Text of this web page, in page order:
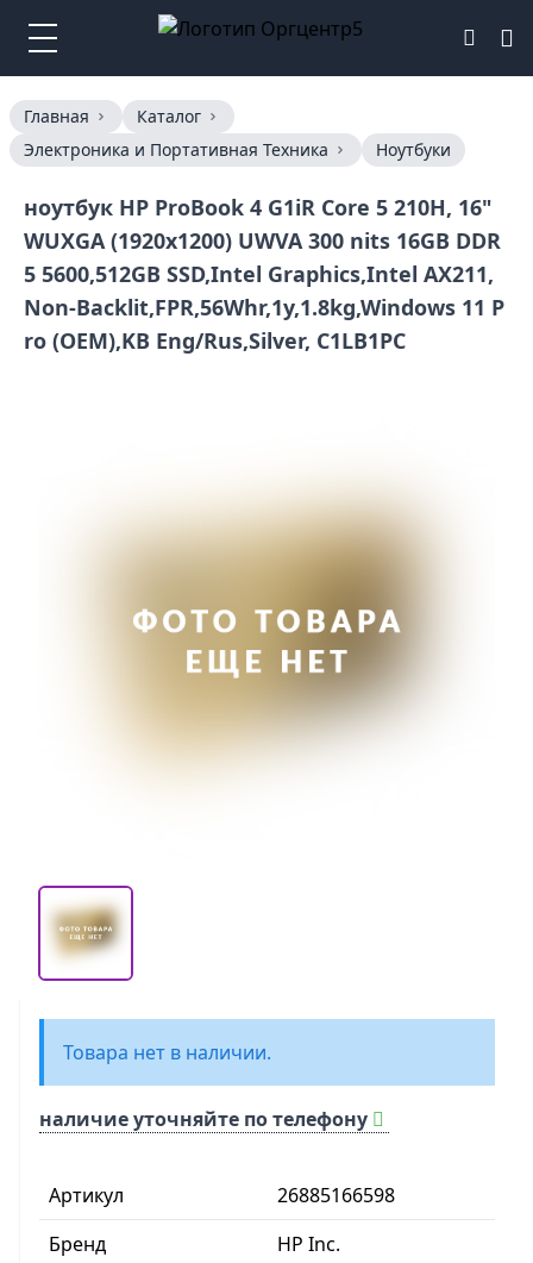
Главная
Каталог
Электроника и Портативная Техника
Ноутбуки
ноутбук HP ProBook 4 G1iR Core 5 210H, 16"
WUXGA (1920x1200) UWVA 300 nits 16GB DDR
5 5600,512GB SSD,Intel Graphics,Intel AX211,
Non-Backlit,FPR,56Whr,1y,1.8kg,Windows 11 P
ro (OEM),KB Eng/Rus,Silver, C1LB1PC
Артикул
26885166598
Бренд
HP Inc.
Товара нет в наличии.
наличие уточняйте по телефону